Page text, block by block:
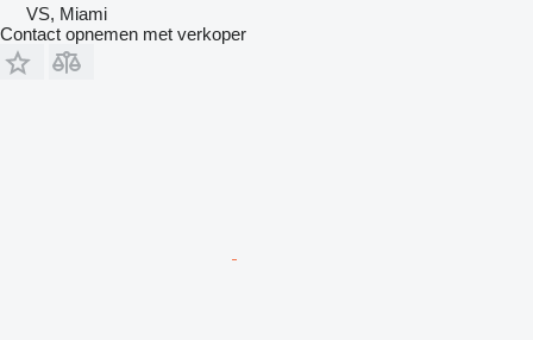
VS, Miami
Contact opnemen met verkoper